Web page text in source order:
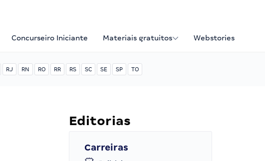
Concurseiro Iniciante Materiais gratuitos Webstories
RJ RN RO RR RS SC SE SP TO
Editorias
Carreiras